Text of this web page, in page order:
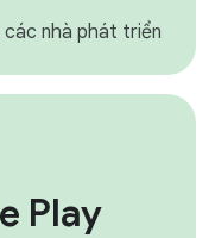
các nhà phát triển
Play